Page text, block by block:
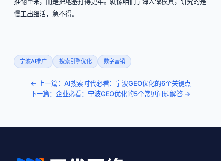
慢工出细活，急不得。
宁波AI推广 搜索引擎优化 数字营销
← 上一篇：AI搜索时代必看：宁波GEO优化的6个关键点
下一篇：企业必看：宁波GEO优化的5个常见问题解答 →